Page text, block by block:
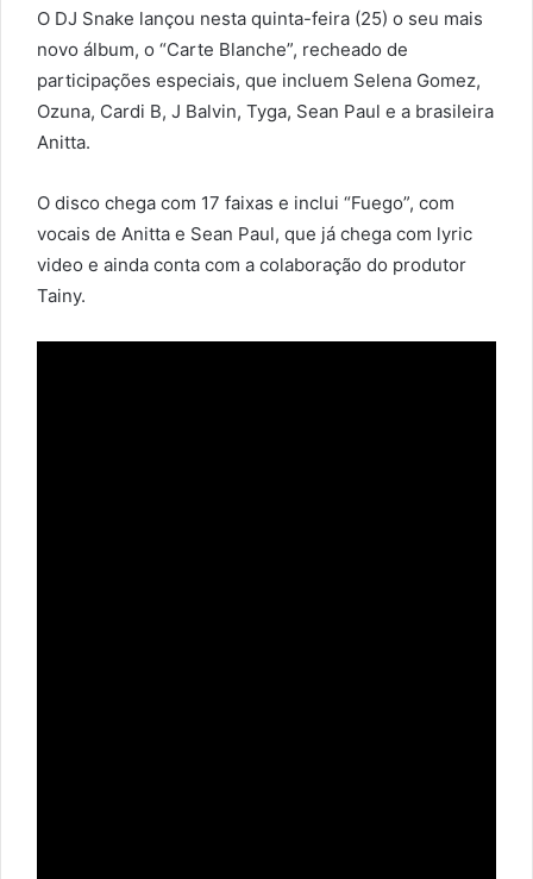
O DJ Snake lançou nesta quinta-feira (25) o seu mais
novo álbum, o “Carte Blanche”, recheado de
participações especiais, que incluem Selena Gomez,
Ozuna, Cardi B, J Balvin, Tyga, Sean Paul e a brasileira
Anitta.
O disco chega com 17 faixas e inclui “Fuego”, com
vocais de Anitta e Sean Paul, que já chega com lyric
video e ainda conta com a colaboração do produtor
Tainy.